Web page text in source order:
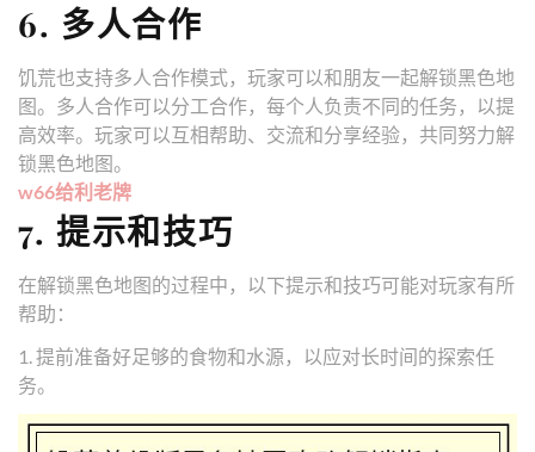
6. 多人合作
饥荒也支持多人合作模式，玩家可以和朋友一起解锁黑色地
图。多人合作可以分工合作，每个人负责不同的任务，以提
高效率。玩家可以互相帮助、交流和分享经验，共同努力解
锁黑色地图。
w66给利老牌
7. 提示和技巧
在解锁黑色地图的过程中，以下提示和技巧可能对玩家有所
帮助：
1. 提前准备好足够的食物和水源，以应对长时间的探索任
务。